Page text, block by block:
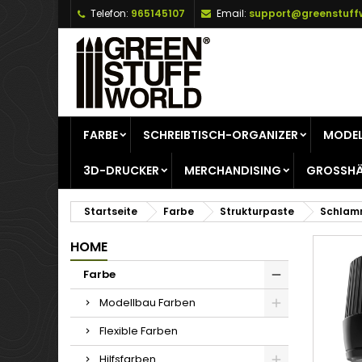
Telefon: 965145107 Email:
FARBE SCHREIBTISCH-ORGANIZER
3D-DRUCKER MERCHANDISING
Startseite Farbe Strukturpaste
HOME
Farbe
Modellbau Farben
Flexible Farben